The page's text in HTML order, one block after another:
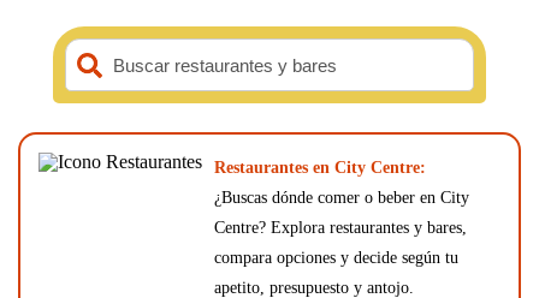
Buscar restaurantes y bares
Restaurantes en City Centre:
¿Buscas dónde comer o beber en City
Centre? Explora restaurantes y bares,
compara opciones y decide según tu
apetito, presupuesto y antojo.